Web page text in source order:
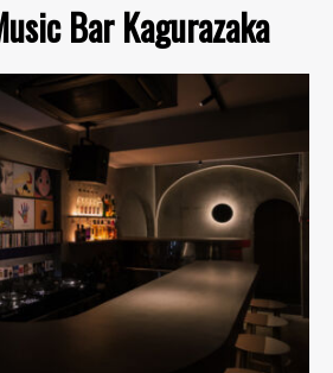
Bar Kagurazaka